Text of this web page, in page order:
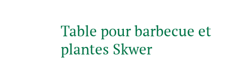
Table pour barbecue et
plantes Skwer